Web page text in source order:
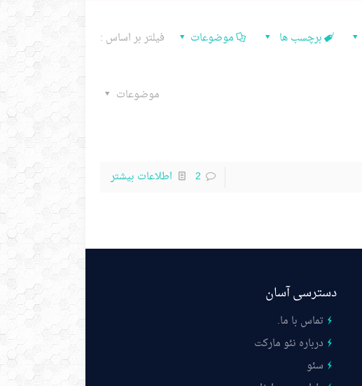
فیلتر بر اساس : موضوعات برچسب ها
موضوعات
2 اطلاعات بیشتر
دسترسی آسان
تماس با ما.
درباره نئو مارکت
سئو